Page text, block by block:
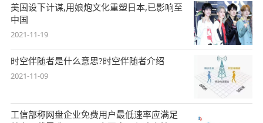
美国设下计谋,用娘炮文化重塑日本,已影响至
中国
2021-11-19
时空伴随者是什么意思?时空伴随者介绍
2021-11-09
工信部称网盘企业免费用户最低速率应满足